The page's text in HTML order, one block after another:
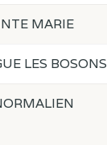
MARIE
LES BOSONS